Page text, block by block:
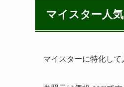
マイスター人
マイスターに特化して